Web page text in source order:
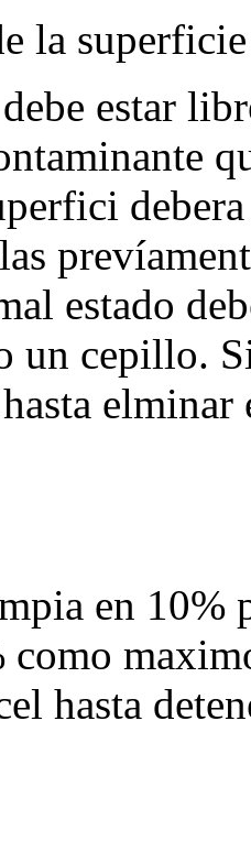
la superficie
estar
estado
un cepillo.
en 10%
hasta